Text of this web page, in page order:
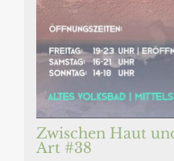
Zwischen Haut
Art #38